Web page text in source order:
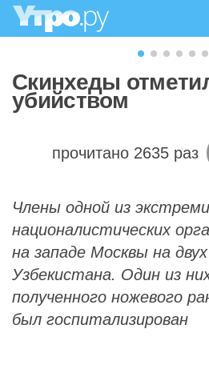
Скинхеды
убийством
прочитано 2635 раз
Члены одной из
националистических
на западе Москвы на
Узбекистана. Один из
полученного ножевого
был госпитализирован